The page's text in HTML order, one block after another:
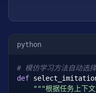
python
# 模仿学习方法自动选
def
"""根据任务上下